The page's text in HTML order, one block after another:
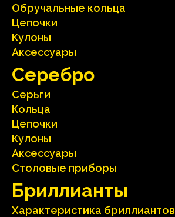
Oбручальные кольца
Цепочки
Кулоны
Аксесcуары
Серебрo
Серьги
Кольца
Цепочки
Кулоны
Аксесcуары
Столовые приборы
Бриллианты
Характеристика бриллиантoв